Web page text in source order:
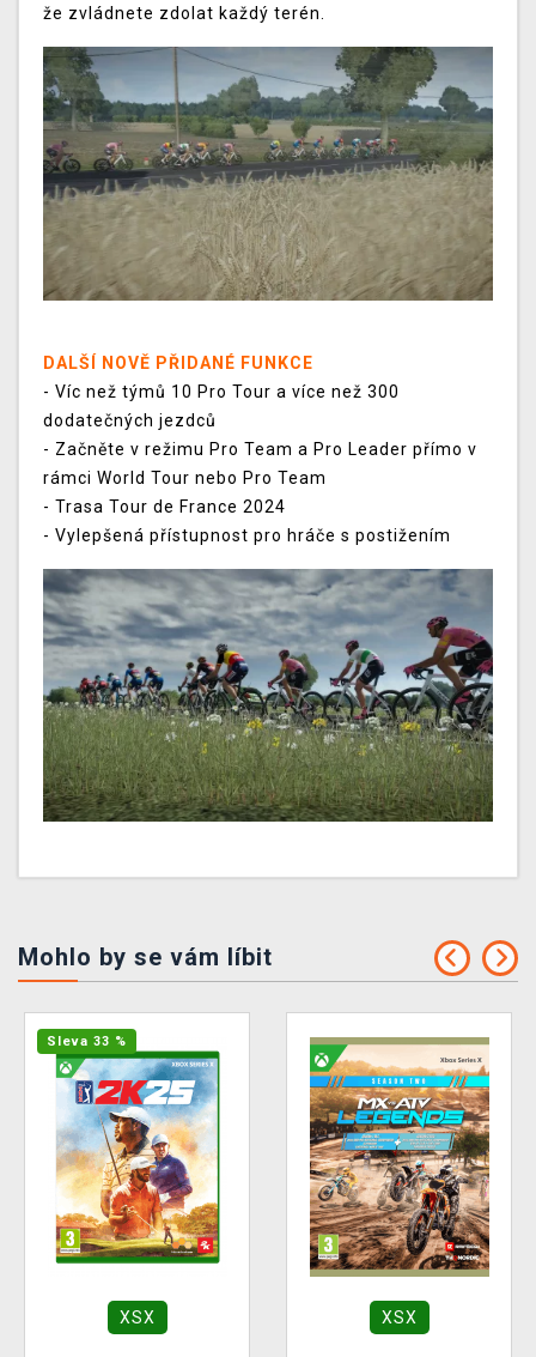
že zvládnete zdolat každý terén.
DALŠÍ NOVĚ PŘIDANÉ FUNKCE
- Víc než týmů 10 Pro Tour a více než 300
dodatečných jezdců
- Začněte v režimu Pro Team a Pro Leader přímo v
rámci World Tour nebo Pro Team
- Trasa Tour de France 2024
- Vylepšená přístupnost pro hráče s postižením
Mohlo by se vám líbit
Sleva 33 %
XSX XSX